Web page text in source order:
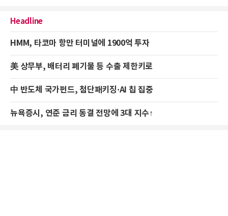
Headline
HMM, 타코마 항만 터미널에 1900억 투자
美 상무부, 배터리 폐기물 등 수출 제한키로
中 반도체 국가펀드, 첨단패키징·AI 칩 집중
뉴욕증시, 연준 금리 동결 전망에 3대 지수↑